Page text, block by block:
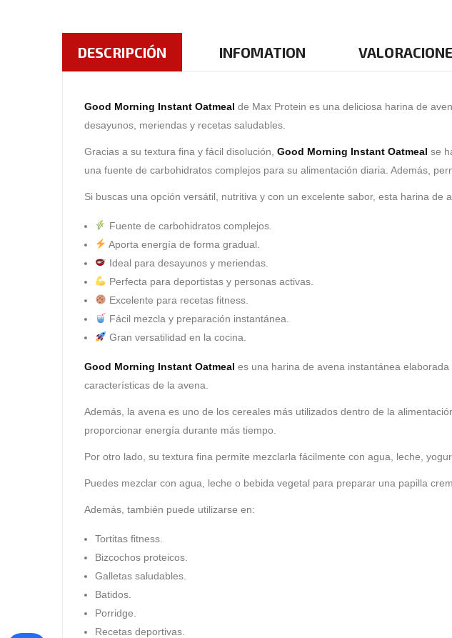
DESCRIPCIÓN INFOMATION
Good Morning Instant Oatmeal de Max Protein es una deliciosa harina de
desayunos, meriendas y recetas saludables.
Gracias a su textura fina y fácil disolución, Good Morning Instant Oatmeal se
una fuente de carbohidratos complejos para su alimentación diaria. Además,
Si buscas una opción versátil, nutritiva y con un excelente sabor, esta harina
Fuente de carbohidratos complejos.
Aporta energía de forma gradual.
Ideal para desayunos y meriendas.
Perfecta para deportistas y personas activas.
Excelente para recetas fitness.
Fácil mezcla y preparación instantánea.
Gran versatilidad en la cocina.
Good Morning Instant Oatmeal es una harina de avena instantánea
características de la avena.
Además, la avena es uno de los cereales más utilizados dentro de la
proporcionar energía durante más tiempo.
Por otro lado, su textura fina permite mezclarla fácilmente con agua, leche,
Puedes mezclar con agua, leche o bebida vegetal para preparar una papilla
Además, también puede utilizarse en:
Tortitas fitness.
Bizcochos proteicos.
Galletas saludables.
Batidos.
Porridge.
Recetas deportivas.